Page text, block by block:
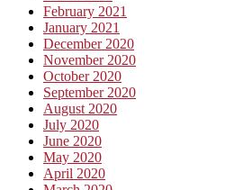
February 2021
January 2021
December 2020
November 2020
October 2020
September 2020
August 2020
July 2020
June 2020
May 2020
April 2020